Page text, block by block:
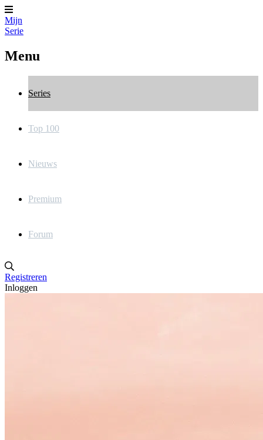
Mijn
Serie
Menu
Series
Top 100
Nieuws
Premium
Forum
Registreren
Inloggen